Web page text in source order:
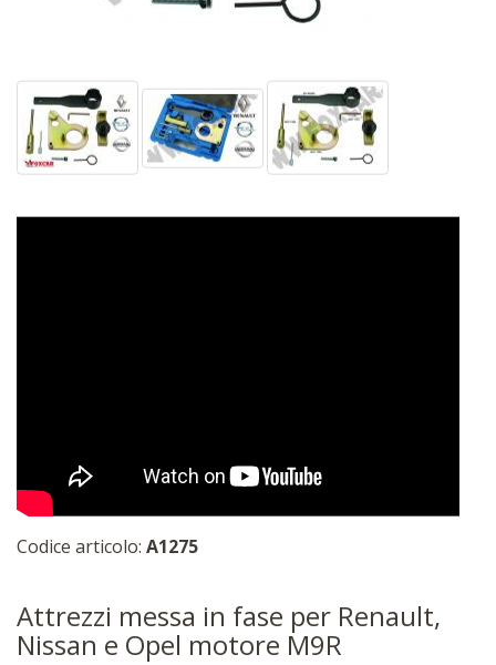
Codice articolo: A1275
Attrezzi messa in fase per Renault,
Nissan e Opel motore M9R